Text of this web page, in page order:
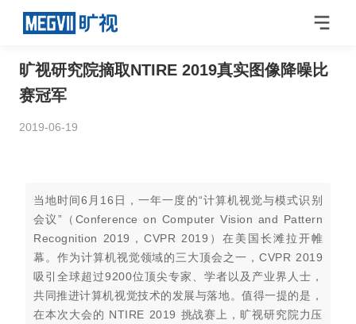
旷视研究院摘取NTIRE 2019真实图像降噪比
赛冠军
2019-06-19
当地时间6月16日，一年一度的“计算机视觉与模式识别
会议”（Conference on Computer Vision and Pattern
Recognition 2019，CVPR 2019）在美国长滩拉开帷
幕。作为计算机视觉领域的三大顶会之一，CVPR 2019
吸引全球超过9200位顶尖专家、学者以及产业界人士，
共同推进计算机视觉技术的发展与落地。值得一提的是，
在本次大会的 NTIRE 2019 挑战赛上，旷视研究院力压